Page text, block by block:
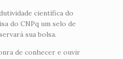
científica do
do CNPq um selo de
sua bolsa.
de conhecer e ouvir